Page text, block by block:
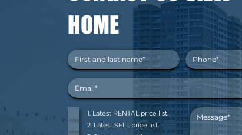
HOME
1. Latest RENTAL price list.
2. Latest SELL price list.